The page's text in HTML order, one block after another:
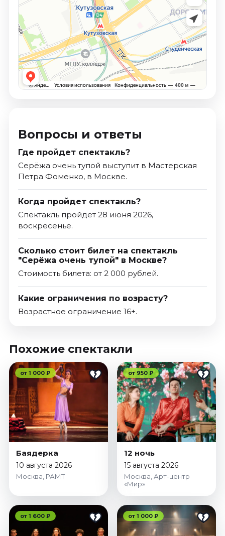
Вопросы и ответы
Где пройдет спектакль?
Серёжа очень тупой выступит в Мастерская
Петра Фоменко, в Москве.
Когда пройдет спектакль?
Спектакль пройдет 28 июня 2026,
воскресенье.
Сколько стоит билет на спектакль
"Серёжа очень тупой" в Москве?
Стоимость билета: от 2 000 рублей.
Какие ограничения по возрасту?
Возрастное ограничение 16+.
Похожие спектакли
от 1 000 ₽
Баядерка
10 августа 2026
Москва, РАМТ
от 950 ₽
12 ночь
15 августа 2026
Москва, Арт-центр
«Мир»
от 1 600 ₽ от 1 000 ₽